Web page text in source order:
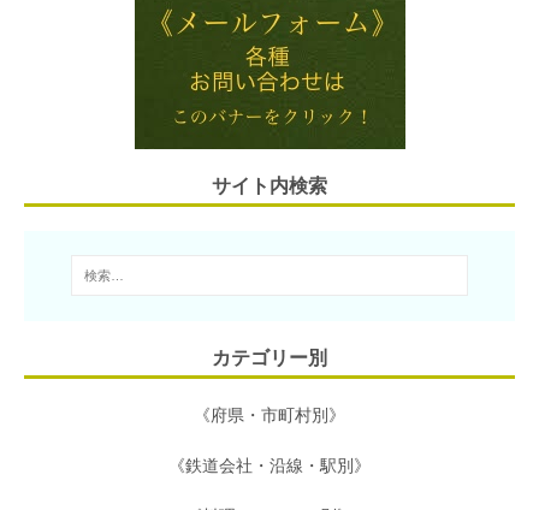
a
t
e
r o
サイト内検索
カテゴリー別
《府県・市町村別》
《鉄道会社・沿線・駅別》